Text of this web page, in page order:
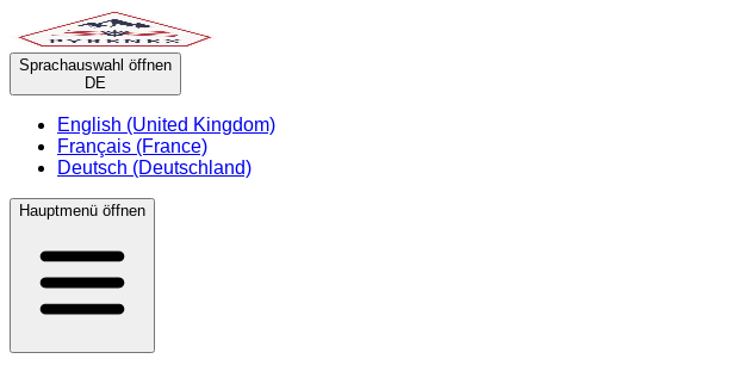
Sprachauswahl öffnen
DE
English (United Kingdom)
Français (France)
Deutsch (Deutschland)
Hauptmenü öffnen